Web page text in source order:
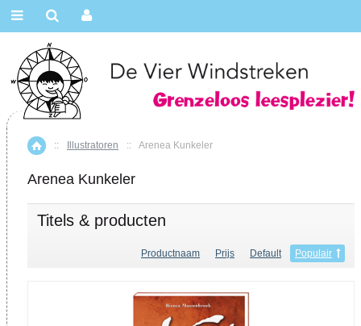
Home
:: Illustratoren :: Arenea Kunkeler
Arenea Kunkeler
Titels & producten
Productnaam Prijs Default Populair